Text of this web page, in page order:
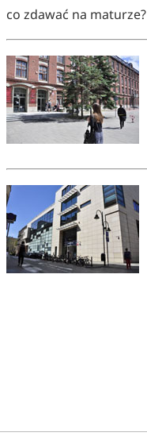
co zdawać na maturze?